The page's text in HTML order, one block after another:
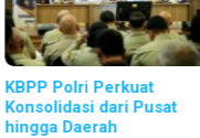
KBPP Polri Perkuat
Konsolidasi dari Pusat
hingga Daerah